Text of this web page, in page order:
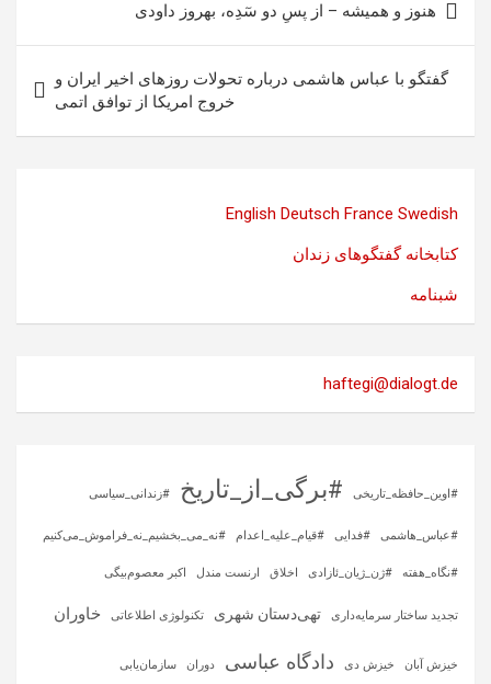
نوشته
هنوز و هميشه – از پسِ دو سٓدِه، بهروز داودی
گفتگو با عباس هاشمی درباره تحولات روزهای اخیر ایران و
خروج امریکا از توافق اتمی
English Deutsch France Swedish
کتابخانه گفتگوهای زندان
شبنامه
haftegi@dialogt.de
#اوین_حافظه_تاریخی #برگی_از_تاریخ #زندانی_سیاسی
#عباس_هاشمی #فدایی #قیام_علیه_اعدام #نه_می_بخشیم_نه_فراموش_می‌کنیم
#نگاه_هفته #ژن_ژیان_ئازادی اخلاق ارنست مندل اکبر معصوم‌بیگی
تجدید ساختار سرمایه‌داری تهی‌دستان شهری تکنولوژی اطلاعاتی خاوران
خیزش آبان خیزش دی دادگاه عباسی دوران سازمان‌یابی